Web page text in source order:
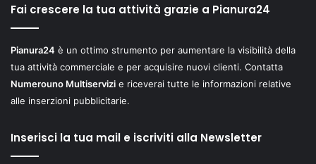
Fai crescere la tua attività grazie a Pianura24
Pianura24 è un ottimo strumento per aumentare la visibilità della
tua attività commerciale e per acquisire nuovi clienti. Contatta
Numerouno Multiservizi e riceverai tutte le informazioni relative
alle inserzioni pubblicitarie.
Inserisci la tua mail e iscriviti alla Newsletter